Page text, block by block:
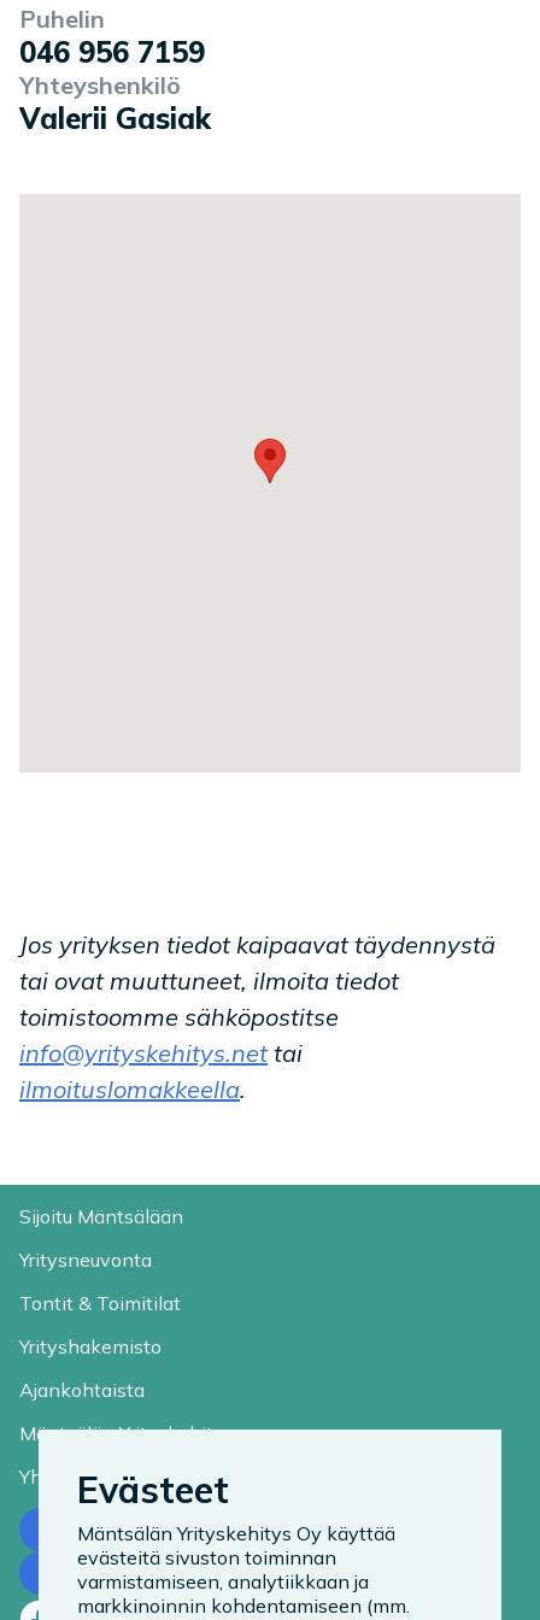
Puhelin
046 956 7159
Yhteyshenkilö
Valerii Gasiak
Jos yrityksen tiedot kaipaavat täydennystä
tai ovat muuttuneet, ilmoita tiedot
toimistoomme sähköpostitse
info@yrityskehitys.nettai
ilmoituslomakkeella.
Sijoitu Mäntsälään
Yritysneuvonta
Tontit & Toimitilat
Yrityshakemisto
Ajankohtaista
Mäntsälän Yrityskehitys
Yhteystiedot
Ota yhteyttä
Tilaa uutiskirje
Evästeet
Mäntsälän Yrityskehitys Oy käyttää
evästeitä sivuston toiminnan
varmistamiseen, analytiikkaan ja
markkinoinnin kohdentamiseen (mm.